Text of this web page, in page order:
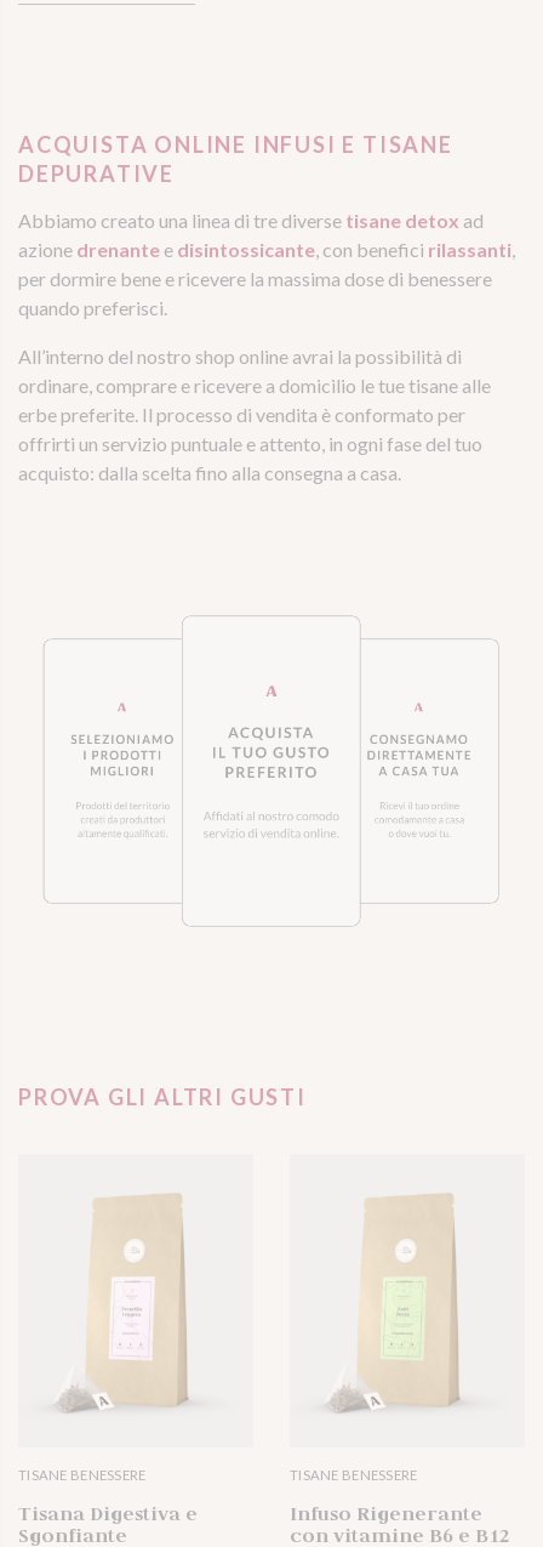
ACQUISTA ONLINE INFUSI E TISANE
DEPURATIVE
Abbiamo creato una linea di tre diverse tisane detox ad
azione drenante e disintossicante , con benefici rilassanti
per dormire bene e ricevere la massima dose di benessere
quando preferisci.
All’interno del nostro shop online avrai la possibilità di
ordinare, comprare e ricevere a domicilio le tue tisane alle
erbe preferite. Il processo di vendita è conformato per
offrirti un servizio puntuale e attento, in ogni fase del tuo
acquisto: dalla scelta fino alla consegna a casa.
PROVA GLI ALTRI GUSTI
TISANE BENESSERE
Tisana Digestiva e
Sgonfiante
TISANE BENESSERE
Infuso Rigenerante
con vitamine B6 e B12